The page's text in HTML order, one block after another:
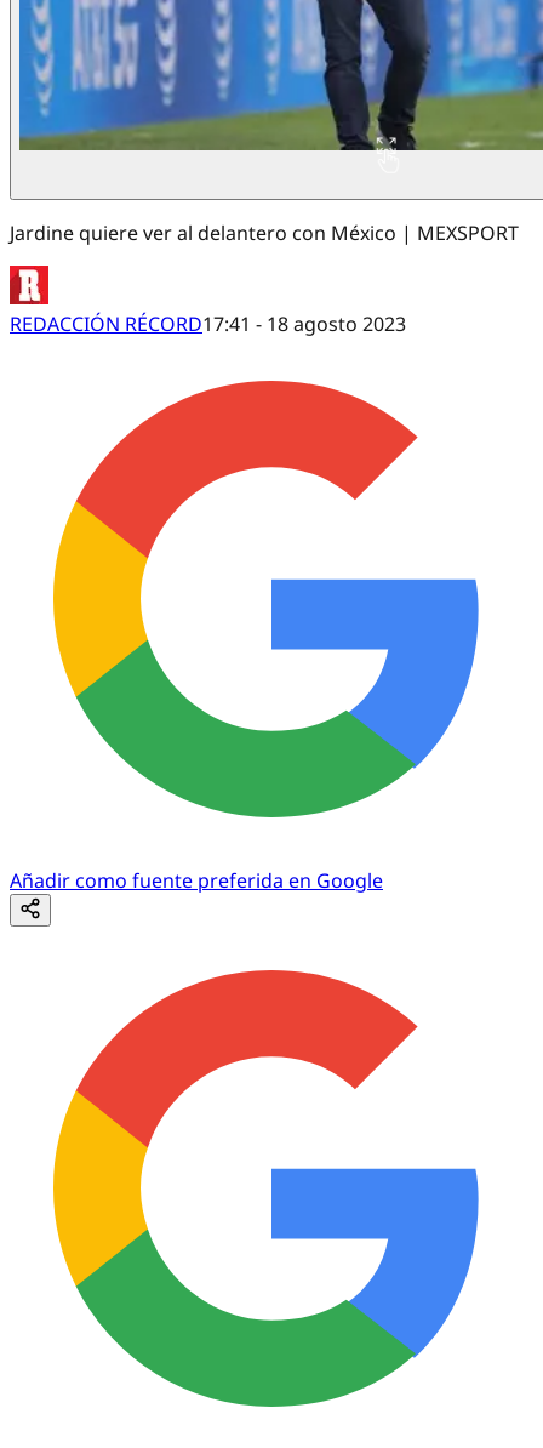
Jardine quiere ver al delantero con México | MEXSPORT
REDACCIÓN RÉCORD17:41 - 18 agosto 2023
Añadir como fuente preferida en Google